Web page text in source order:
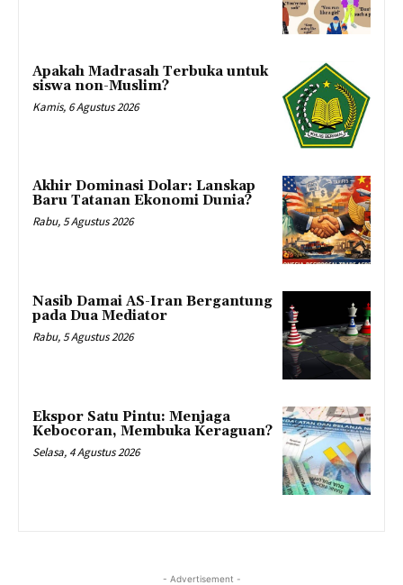
Apakah Madrasah Terbuka untuk
siswa non-Muslim?
Kamis, 6 Agustus 2026
Akhir Dominasi Dolar: Lanskap
Baru Tatanan Ekonomi Dunia?
Rabu, 5 Agustus 2026
Nasib Damai AS-Iran Bergantung
pada Dua Mediator
Rabu, 5 Agustus 2026
Ekspor Satu Pintu: Menjaga
Kebocoran, Membuka Keraguan?
Selasa, 4 Agustus 2026
- Advertisement -